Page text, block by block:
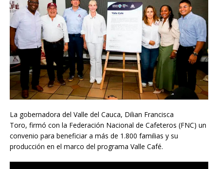
La gobernadora del Valle del Cauca, Dilian Francisca
Toro, firmó con la Federación Nacional de Cafeteros (FNC) un
convenio para beneficiar a más de 1.800 familias y su
producción en el marco del programa Valle Café.